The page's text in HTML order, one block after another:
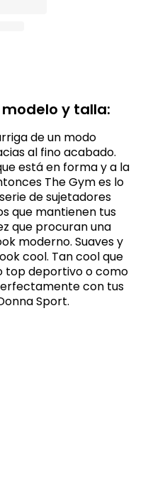
y talla:
de un modo
al fino acabado.
está en forma y a la
The Gym es lo
de sujetadores
que mantienen tus
que procuran una
moderno. Suaves y
cool. Tan cool que
top deportivo o como
con tus
Sport.